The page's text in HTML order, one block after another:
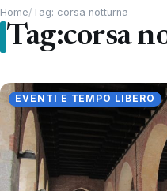
Home/Tag: corsa notturna
Tag:corsa
EVENTI E TEMPO LIBERO